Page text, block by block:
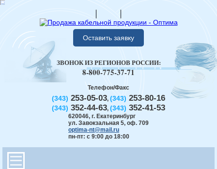
Оставить заявку
Телефон/Факс
(343) 253-05-03, (343) 253-80-16
(343) 352-44-63, (343) 352-41-53
620046, г. Екатеринбург
ул. Завокзальная 5, оф. 709
optima-nt@mail.ru
пн-пт: с 9:00 до 18:00
ЗВОНОК ИЗ РЕГИОНОВ РОССИИ:
8-800-775-37-71